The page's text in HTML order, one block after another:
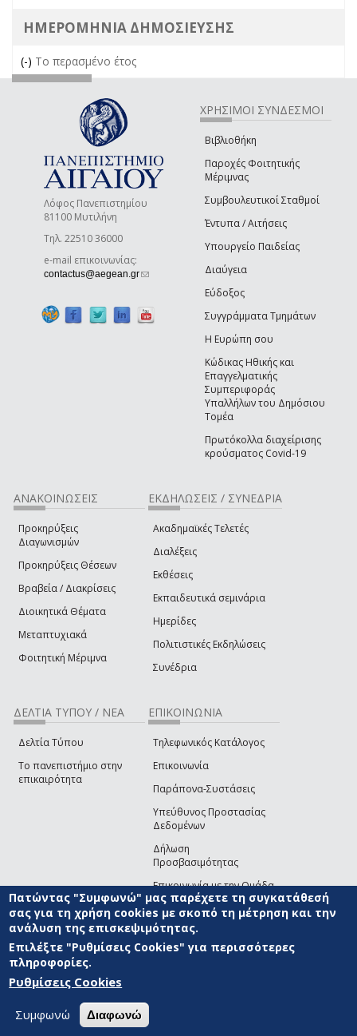
ΗΜΕΡΟΜΗΝΙΑ ΔΗΜΟΣΙΕΥΣΗΣ
(-) Remove Το περασμένο έτος filter
Το περασμένο έτος
Λόφος Πανεπιστημίου
81100 Μυτιλήνη
Τηλ. 22510 36000
e-mail επικοινωνίας:
contactus@aegean.gr(link sends e-mail)
ΧΡΗΣΙΜΟΙ ΣΥΝΔΕΣΜΟΙ
Βιβλιοθήκη
Παροχές Φοιτητικής
Μέριμνας
Συμβουλευτικοί Σταθμοί
Έντυπα / Αιτήσεις
Υπουργείο Παιδείας
Διαύγεια
Εύδοξος
Συγγράμματα Τμημάτων
Η Ευρώπη σου
Κώδικας Ηθικής και
Επαγγελματικής
Συμπεριφοράς
Υπαλλήλων του Δημόσιου
Τομέα
Πρωτόκολλα διαχείρισης
κρούσματος Covid-19
ΑΝΑΚΟΙΝΩΣΕΙΣ
Προκηρύξεις
Διαγωνισμών
Προκηρύξεις Θέσεων
Βραβεία / Διακρίσεις
Διοικητικά Θέματα
Μεταπτυχιακά
Φοιτητική Μέριμνα
ΕΚΔΗΛΩΣΕΙΣ / ΣΥΝΕΔΡΙΑ
Ακαδημαϊκές Τελετές
Διαλέξεις
Εκθέσεις
Εκπαιδευτικά σεμινάρια
Ημερίδες
Πολιτιστικές Εκδηλώσεις
Συνέδρια
ΔΕΛΤΙΑ ΤΥΠΟΥ / ΝΕΑ
Δελτία Τύπου
Το πανεπιστήμιο στην
επικαιρότητα
ΕΠΙΚΟΙΝΩΝΙΑ
Τηλεφωνικός Κατάλογος
Επικοινωνία
Παράπονα-Συστάσεις
Υπεύθυνος Προστασίας
Δεδομένων
Δήλωση
Προσβασιμότητας
Επικοινωνία με την Ομάδα
Ανάπτυξης του site(link sends e-mail)
© ΠΑΝΕΠΙΣΤΗΜΙΟ ΑΙΓΑΙΟΥ ΟΡΟΙ ΧΡΗΣΗΣ
ΑΝΑΠΤΥΞΗΣ
Πατώντας "Συμφωνώ" μας παρέχετε τη συγκατάθεσή
σας για τη χρήση cookies με σκοπό τη μέτρηση και την
ανάλυση της επισκεψιμότητας.
Επιλέξτε "Ρυθμίσεις Cookies" για περισσότερες
πληροφορίες.
Ρυθμίσεις Cookies
Συμφωνώ Διαφωνώ